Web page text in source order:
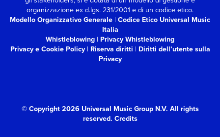
organizzazione ex d.lgs. 231/2001 e di un codice etico.
Modello Organizzativo Generale | Codice Etico Universal Music
Italia
Whistleblowing | Privacy Whistleblowing
Privacy e Cookie Policy| Riserva diritti | Diritti dell’utente sulla
Privacy
© Copyright 2026 Universal Music Group N.V. All rights
reserved. Credits